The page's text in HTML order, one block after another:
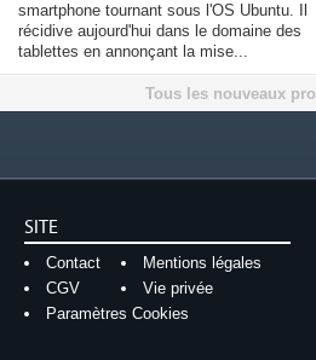
smartphone tournant sous l'OS Ubuntu. Il
récidive aujourd'hui dans le domaine des
tablettes en annonçant la mise...
Tous les nouveaux
SITE
Contact
Mentions légales
CGV
Vie privée
Paramètres Cookies